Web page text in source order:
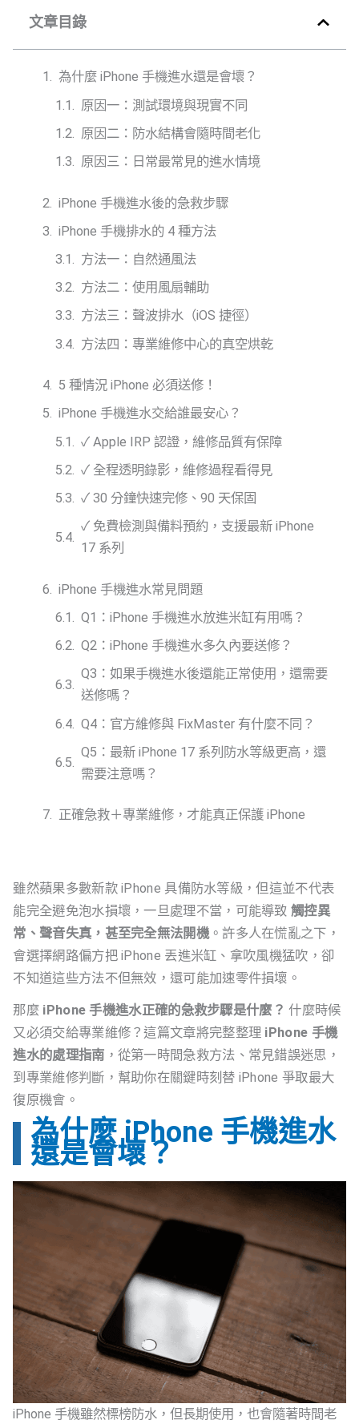
文章目錄
為什麼 iPhone 手機進水還是會壞？
原因一：測試環境與現實不同
原因二：防水結構會隨時間老化
原因三：日常最常見的進水情境
iPhone 手機進水後的急救步驟
iPhone 手機排水的 4 種方法
方法一：自然通風法
方法二：使用風扇輔助
方法三：聲波排水（iOS 捷徑）
方法四：專業維修中心的真空烘乾
5 種情況 iPhone 必須送修！
iPhone 手機進水交給誰最安心？
✓ Apple IRP 認證，維修品質有保障
✓ 全程透明錄影，維修過程看得見
✓ 30 分鐘快速完修、90 天保固
✓ 免費檢測與備料預約，支援最新 iPhone
17 系列
iPhone 手機進水常見問題
Q1：iPhone 手機進水放進米缸有用嗎？
Q2：iPhone 手機進水多久內要送修？
Q3：如果手機進水後還能正常使用，還需要
送修嗎？
Q4：官方維修與 FixMaster 有什麼不同？
Q5：最新 iPhone 17 系列防水等級更高，還
需要注意嗎？
正確急救＋專業維修，才能真正保護 iPhone
雖然蘋果多數新款 iPhone 具備防水等級，但這並不代表
能完全避免泡水損壞，一旦處理不當，可能導致觸控異
常、聲音失真，甚至完全無法開機。許多人在慌亂之下，
會選擇網路偏方把 iPhone 丟進米缸、拿吹風機猛吹，卻
不知道這些方法不但無效，還可能加速零件損壞。
那麼 iPhone 手機進水正確的急救步驟是什麼？ 什麼時候
又必須交給專業維修？這篇文章將完整整理 iPhone 手機
進水的處理指南 ，從第一時間急救方法、常見錯誤迷思，
到專業維修判斷，幫助你在關鍵時刻替 iPhone 爭取最大
復原機會。
為什麼 iPhone 手機進水
還是會壞？
iPhone 手機雖然標榜防水，但長期使用，也會隨著時間老